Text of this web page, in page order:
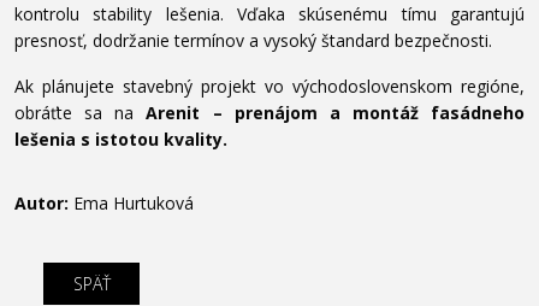
kontrolu stability lešenia. Vďaka skúsenému tímu garantujú
presnosť, dodržanie termínov a vysoký štandard bezpečnosti.
Ak plánujete stavebný projekt vo východoslovenskom regióne,
obráťte sa na Arenit – prenájom a montáž fasádneho
lešenia s istotou kvality.
Autor: Ema Hurtuková
SPÄŤ